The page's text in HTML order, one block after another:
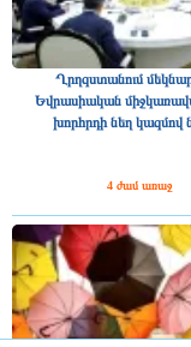
Ղրղզստանում
Եվրասիական
խորհրդի նեղ կազմով
4 ժամ առաջ